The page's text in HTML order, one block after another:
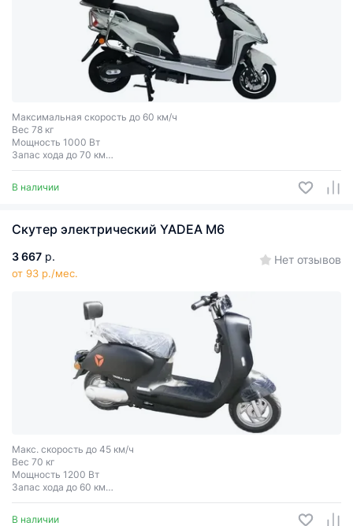
Максимальная скорость до 60 км/ч
Вес 78 кг
Мощность 1000 Вт
Запас хода до 70 км
Грузоподъёмность до 200 кг
В наличии
Скутер электрический YADEA M6
3 667 р.
от 93 р./мес.
Нет отзывов
Макс. скорость до 45 км/ч
Вес 70 кг
Мощность 1200 Вт
Запас хода до 60 км
Двухместный
В наличии